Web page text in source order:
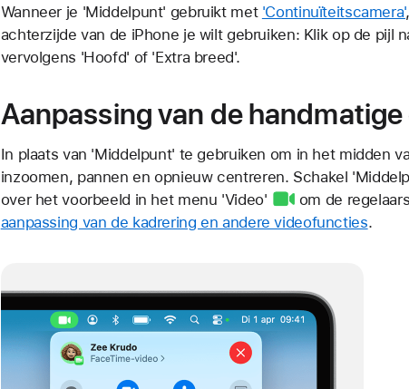
Wanneer je 'Middelpunt' gebruikt met 'Continuïteitscamera'
achterzijde van de iPhone je wilt gebruiken: Klik op de pijl
vervolgens 'Hoofd' of 'Extra breed'.
Aanpassing van de
In plaats van 'Middelpunt' te gebruiken om in het midden
inzoomen, pannen en opnieuw centreren. Schakel
over het voorbeeld in het menu 'Video' om de
aanpassing van de kadrering en andere videofuncties.